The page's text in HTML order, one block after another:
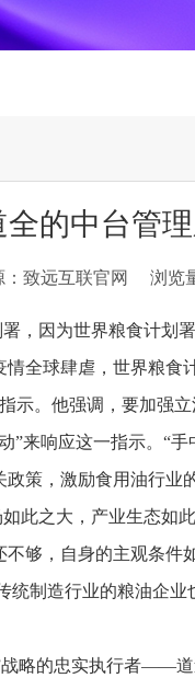
新一代AI智能体家族
CoMi Builder
协同运营与业务创新深度融合
央国企一体化
信创
安全可控的信创 全面适配
运营商解决方案
推进数字政府和数字企业转型
点线面结合，安全风险管控新策
穿透式智能科技
人业财一体化
全的中台管
：致远互联官网 浏览
，因为世界粮食计
全球肆虐，世界粮食
示。他强调，要加强
来响应这一指示。“
策，激励食用油行业
此之大，产业生态如
够，自身的主观条件
制造行业的粮油企
略的忠实执行者——道